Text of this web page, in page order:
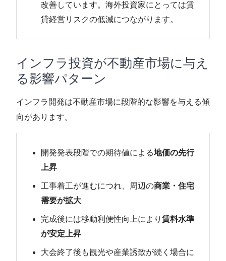
改善しています。海外投資家にとっては賃
貸経営リスクの低減につながります。
インフラ投資が不動産市場に与え
る影響パターン
インフラ開発は不動産市場に段階的な影響を与える傾
向があります。
開発発表段階での期待値による地価の先行
上昇
工事着工が進むにつれ、周辺の商業・住宅
需要が拡大
完成後には移動利便性向上により 賃料水準
が安定上昇
大会終了後も観光や産業誘致が続く場合に